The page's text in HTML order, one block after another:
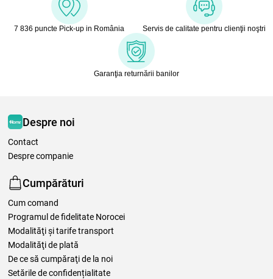
7 836 puncte Pick-up in România Servis de calitate pentru clienţii noştri
Garanţia returnării banilor
Despre noi
Contact
Despre companie
Cumpărături
Cum comand
Programul de fidelitate Norocei
Modalităţi şi tarife transport
Modalităţi de plată
De ce să cumpăraţi de la noi
Setările de confidențialitate